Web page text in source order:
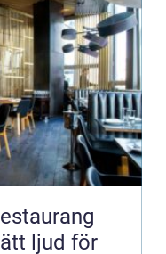
ljud för